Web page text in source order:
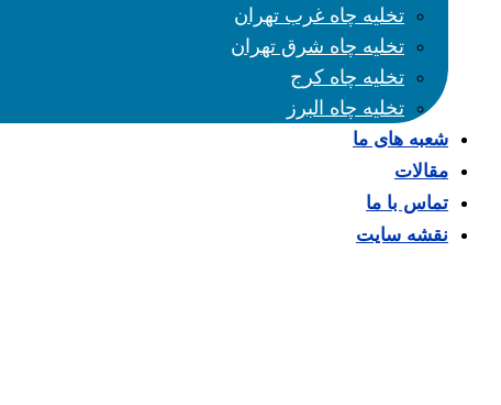
تخلیه چاه غرب تهران
تخلیه چاه شرق تهران
تخلیه چاه کرج
تخلیه چاه البرز
شعبه های ما
مقالات
تماس با ما
نقشه سایت